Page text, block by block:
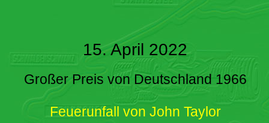
15. April 2022
Großer Preis von Deutschland 1966
Feuerunfall von John Taylor